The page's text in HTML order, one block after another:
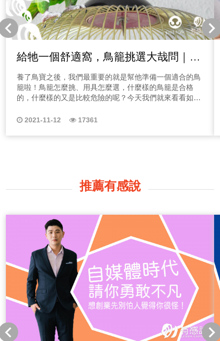
給牠一個舒適窩，鳥籠挑選大哉問｜專
業獸醫-林依儒
養了鳥寶之後，我們最重要的就是幫他準備一個適合的鳥
籠啦！鳥籠怎麼挑、用具怎麼選，什麼樣的鳥籠是合格
的，什麼樣的又是比較危險的呢？今天我們就來看看如何
2021-11-12 17361
推薦有感說